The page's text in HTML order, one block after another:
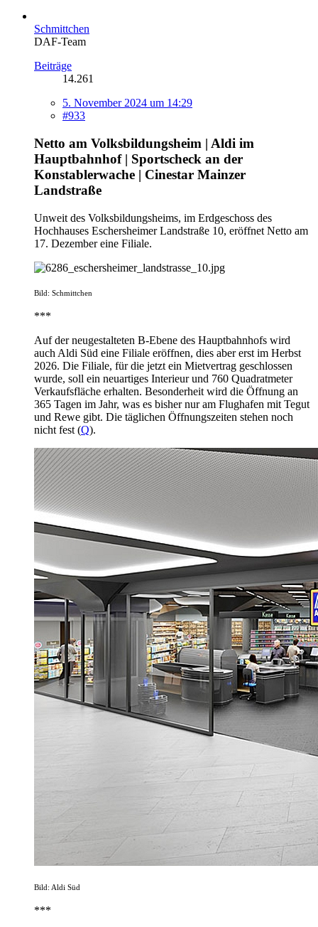
Schmittchen
DAF-Team
Beiträge
14.261
5. November 2024 um 14:29
#933
Netto am Volksbildungsheim | Aldi im
Hauptbahnhof | Sportscheck an der
Konstablerwache | Cinestar Mainzer
Landstraße
Unweit des Volksbildungsheims, im Erdgeschoss des
Hochhauses Eschersheimer Landstraße 10, eröffnet Netto am
17. Dezember eine Filiale.
Bild: Schmittchen
***
Auf der neugestalteten B-Ebene des Hauptbahnhofs wird
auch Aldi Süd eine Filiale eröffnen, dies aber erst im Herbst
2026. Die Filiale, für die jetzt ein Mietvertrag geschlossen
wurde, soll ein neuartiges Interieur und 760 Quadratmeter
Verkaufsfläche erhalten. Besonderheit wird die Öffnung an
365 Tagen im Jahr, was es bisher nur am Flughafen mit Tegut
und Rewe gibt. Die täglichen Öffnungszeiten stehen noch
nicht fest (Q).
Bild: Aldi Süd
***